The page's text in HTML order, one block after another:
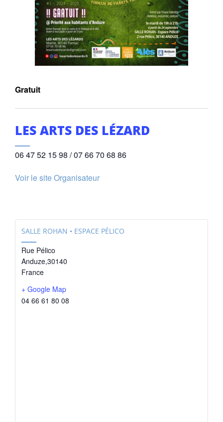
Gratuit
LES ARTS DES LÉZARD
06 47 52 15 98 / 07 66 70 68 86
Voir le site Organisateur
SALLE ROHAN • ESPACE PÉLICO
Rue Pélico
Anduze,30140
France
+ Google Map
04 66 61 80 08